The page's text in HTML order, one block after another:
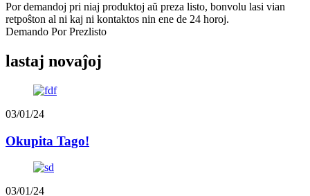
Por demandoj pri niaj produktoj aŭ preza listo, bonvolu lasi vian
retpoŝton al ni kaj ni kontaktos nin ene de 24 horoj.
Demando Por Prezlisto
lastaj novaĵoj
03/01/24
Okupita Tago!
03/01/24